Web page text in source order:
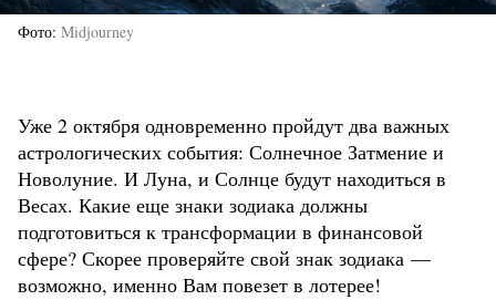
Фото Midjourney
Уже 2 октября одновременно пройдут два важных
астрологических события: Солнечное Затмение и
Новолуние. И Луна, и Солнце будут находиться в
Весах. Какие еще знаки зодиака должны
подготовиться к трансформации в финансовой
сфере? Скорее проверяйте свой знак зодиака —
возможно, именно Вам повезет в лотерее!